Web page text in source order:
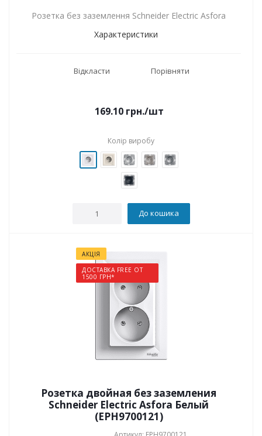
Розетка без заземлення Schneider Electric Asfora
Характеристики
Відкласти Порівняти
169.10грн./шт
Колір виробу
До кошика
АКЦІЯ
ДОСТАВКА FREE ОТ
1500 ГРН*
Розетка двойная без заземления
Schneider Electric Asfora Белый
(EPH9700121)